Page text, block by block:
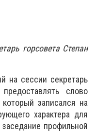
горсовета Степан
на сессии секретарь
слово
записался на
характера для
профильной